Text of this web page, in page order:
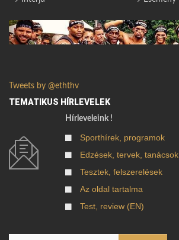
Tweets by @eththv
TEMATIKUS HÍRLEVELEK
Hírleveleink !
Sporthírek, programok
Edzések, tervek, tanácsok
Tesztek, felszerelések
Az oldal tartalma
Test, review (EN)